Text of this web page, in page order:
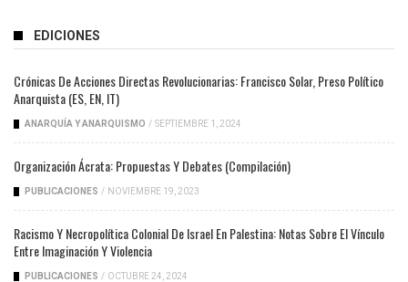
EDICIONES
Crónicas De Acciones Directas Revolucionarias: Francisco Solar, Preso Político
Anarquista (ES, EN, IT)
ANARQUÍA Y ANARQUISMO / SEPTIEMBRE 1, 2024
Organización Ácrata: Propuestas Y Debates (compilación)
PUBLICACIONES / NOVIEMBRE 19, 2023
Racismo Y Necropolítica Colonial De Israel En Palestina: Notas Sobre El Vínculo
Entre Imaginación Y Violencia
PUBLICACIONES / OCTUBRE 24, 2024